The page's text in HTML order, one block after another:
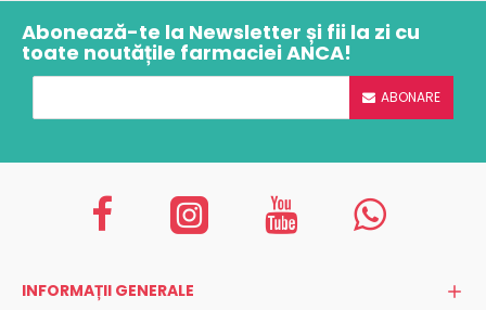
Abonează-te la Newsletter și fii la zi cu
toate noutățile farmaciei ANCA!
ABONARE
INFORMAȚII GENERALE